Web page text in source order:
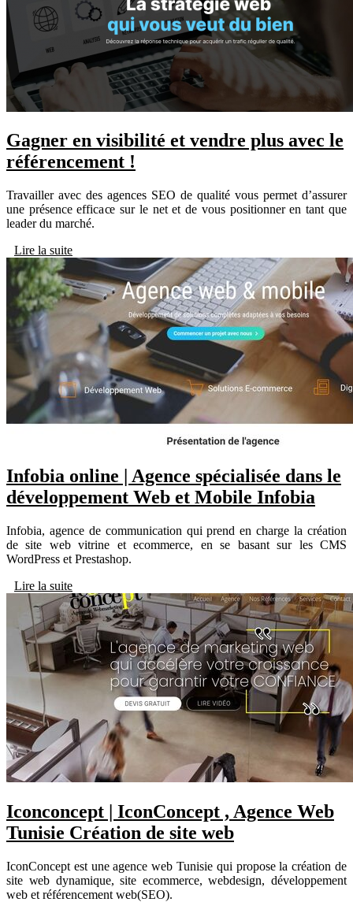
Gagner en visibilité et vendre plus avec le
référencement !
Travailler avec des agences SEO de qualité vous permet d’assurer
une présence efficace sur le net et de vous positionner en tant que
leader du marché.
Lire la suite
Infobia online | Agence spécialisée dans le
dévelop­pe­ment Web et Mobile Infobia
Infobia, agence de communication qui prend en charge la création
de site web vitrine et ecommerce, en se basant sur les CMS
WordPress et Prestashop.
Lire la suite
Iconconcept | IconConcept , Agence Web
Tunisie Création de site web
IconConcept est une agence web Tunisie qui propose la création de
site web dynamique, site ecommerce, webdesign, développement
web et référencement web(SEO).